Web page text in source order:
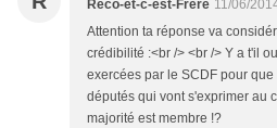
Reco-et-c-est-Frère 11/06/
Attention ta réponse va
crédibilité :<br /> <br /> Y a t'il
exercées par le SCDF pour
députés qui vont s'exprimer au
majorité est membre !?